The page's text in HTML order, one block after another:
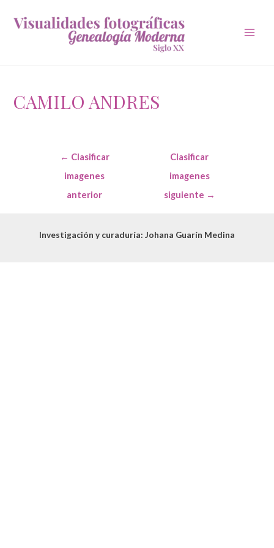
CAMILO ANDRES
entradas
← Clasificar
imagenes
anterior
Clasificar
imagenes
siguiente →
Investigación y curaduría: Johana Guarín Medina